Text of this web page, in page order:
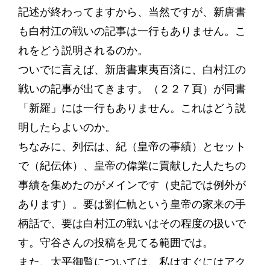
記述が終わってますから、当然ですが、新唐書
も白村江の戦いの記事は一行もありません。こ
れをどう説明されるのか。
ついでに言えば、新唐書東夷百済に、白村江の
戦いの記事が出てきます。（２２７頁）が同書
「新羅」には一行もありません。これはどう説
明したらよいのか。
ちなみに、列伝は、紀（皇帝の事績）とセット
で（紀伝体）、皇帝の偉業に貢献した人たちの
事績を集めたのがメインです（史記では例外が
あります）。要は劉仁軌という皇帝の家来の手
柄話で、要は白村江の戦いはその程度の扱いで
す。守谷さんの投稿を見てる範囲では。
また、太平御覧については、私はすぐにはアク